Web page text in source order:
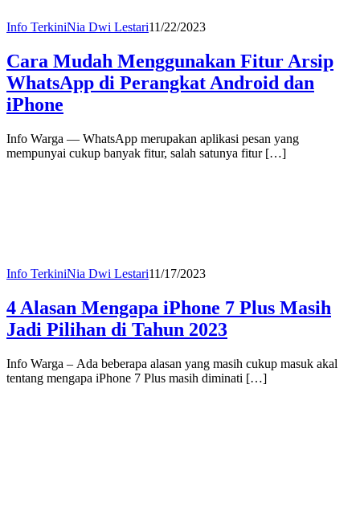
Info TerkiniNia Dwi Lestari11/22/2023
Cara Mudah Menggunakan Fitur Arsip
WhatsApp di Perangkat Android dan
iPhone
Info Warga — WhatsApp merupakan aplikasi pesan yang
mempunyai cukup banyak fitur, salah satunya fitur […]
Info TerkiniNia Dwi Lestari11/17/2023
4 Alasan Mengapa iPhone 7 Plus Masih
Jadi Pilihan di Tahun 2023
Info Warga – Ada beberapa alasan yang masih cukup masuk akal
tentang mengapa iPhone 7 Plus masih diminati […]